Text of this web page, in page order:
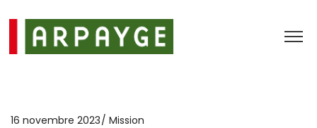
16 novembre 2023 Mission